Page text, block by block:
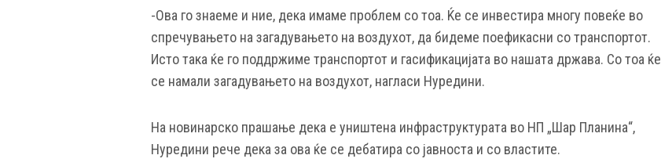
-Ова го знаеме и ние, дека имаме проблем со тоа. Ќе се инвестира многу повеќе во
спречувањето на загадувањето на воздухот, да бидеме поефикасни со транспортот.
Исто така ќе го поддржиме транспортот и гасификацијата во нашата држава. Со тоа ќе
се намали загадувањето на воздухот, нагласи Нуредини.
На новинарско прашање дека е уништена инфраструктурата во НП „Шар Планина“,
Нуредини рече дека за ова ќе се дебатира со јавноста и со властите.